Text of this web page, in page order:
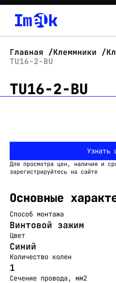
Главная Клеммники
TU16-2-BU
TU16-2-BU
Узнать
Для просмотра цен, наличия и
зарегистрируйтесь на сайте
Основные
Способ монтажа
Винтовой зажим
Цвет
Синий
Количество колен
1
Сечение провода, мм2